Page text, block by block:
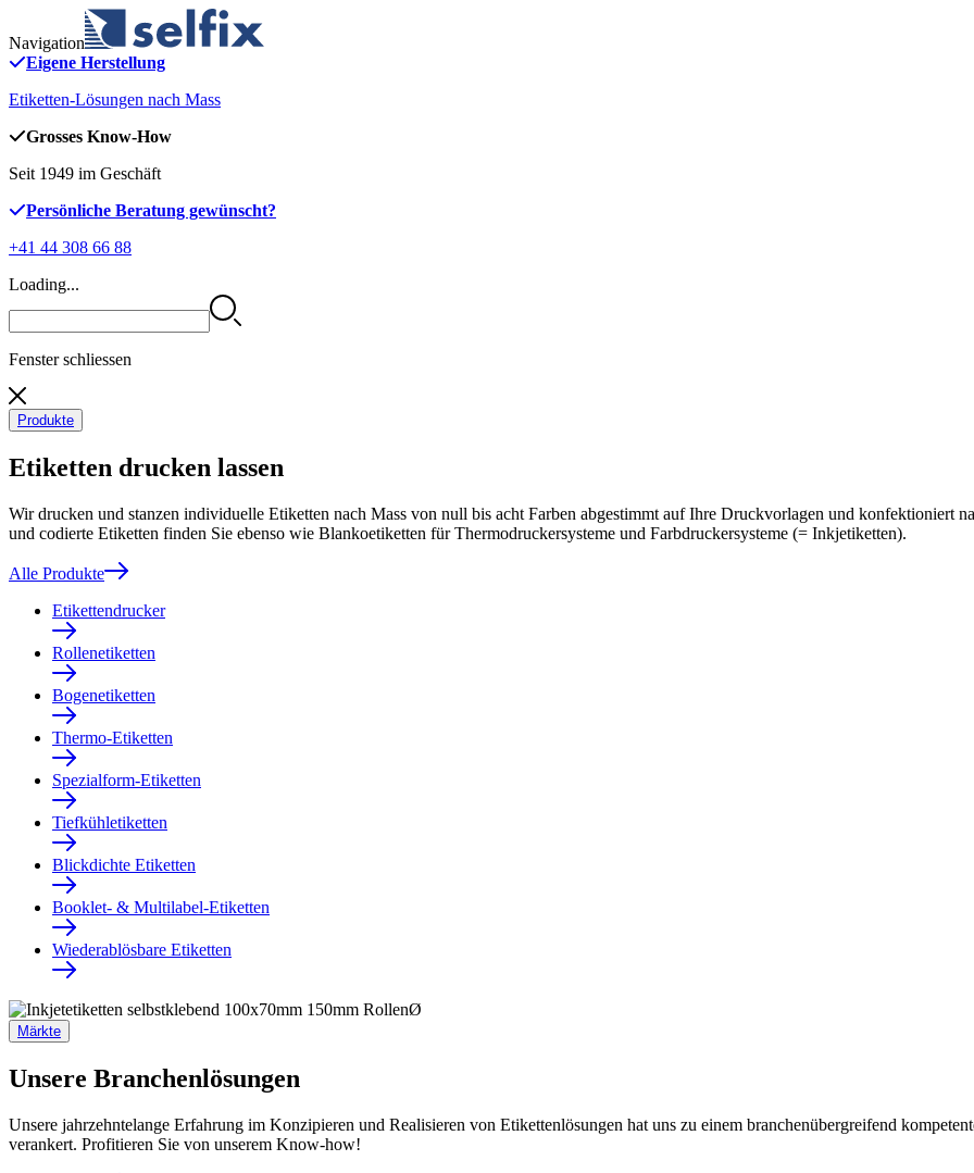
Navigation
Eigene Herstellung
Etiketten-Lösungen nach Mass
Grosses Know-How
Seit 1949 im Geschäft
Persönliche Beratung gewünscht?
+41 44 308 66 88
Loading...
Fenster schliessen
Produkte
Etiketten drucken lassen
Wir drucken und stanzen individuelle Etiketten nach Mass von null bis acht Farben abgestimmt auf Ihre Druckvorlagen und konfektioniert
und codierte Etiketten finden Sie ebenso wie Blankoetiketten für Thermodruckersysteme und Farbdruckersysteme (= Inkjetiketten).
Alle Produkte
Etikettendrucker
Rollenetiketten
Bogenetiketten
Thermo-Etiketten
Spezialform-Etiketten
Tiefkühletiketten
Blickdichte Etiketten
Booklet- & Multilabel-Etiketten
Wiederablösbare Etiketten
Märkte
Unsere Branchenlösungen
Unsere jahrzehntelange Erfahrung im Konzipieren und Realisieren von Etikettenlösungen hat uns zu einem branchenübergreifend
verankert. Profitieren Sie von unserem Know-how!